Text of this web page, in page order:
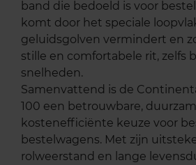
band die bedoeld is voor
komt door het speciale
geluidsgolven vermindert en
stille en comfortabele rit, zelfs
snelheden.
Samenvattend is de
100 een betrouwbare,
kostenefficiënte keuze voor
bestelwagens. Met zijn
rolweerstand en lange